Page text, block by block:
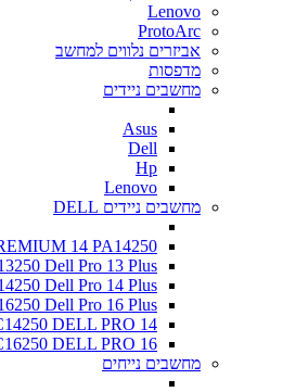
Lenovo
ProtoArc
אביזרים נלווים למחשב
מדפסות
מחשבים ניידים
Asus
Dell
Hp
Lenovo
מחשבים ניידים DELL
14 PA14250
Dell Pro 13 Plus
Dell Pro 14 Plus
Dell Pro 16 Plus
DELL PRO 14
DELL PRO 16
מחשבים נייחים